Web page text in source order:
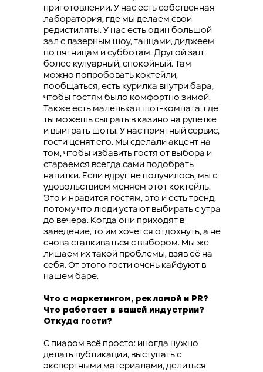
приготовлении. У нас есть собственная
лаборатория, где мы делаем свои
редистиляты. У нас есть один большой
зал с лазерным шоу, танцами, диджеем
по пятницам и субботам. Другой зал
более кулуарный, спокойный. Там
можно попробовать коктейли,
пообщаться, есть курилка внутри бара,
чтобы гостям было комфортно зимой.
Также есть маленькая шот-комната, где
ты можешь сыграть в казино на рулетке
и выиграть шоты. У нас приятный сервис,
гости ценят его. Мы сделали акцент на
том, чтобы избавить гостя от выбора и
стараемся всегда сами подобрать
напитки. Если вдруг не получилось, мы с
удовольствием меняем этот коктейль.
Это и нравится гостям, это и есть тренд,
потому что люди устают выбирать с утра
до вечера. Когда они приходят в
заведение, то им хочется отдохнуть, а не
снова сталкиваться с выбором. Мы же
лишаем их такой проблемы, взяв её на
себя. От этого гости очень кайфуют в
нашем баре.
Что с маркетингом, рекламой и PR?
Что работает в вашей индустрии?
Откуда гости?
С пиаром всё просто: иногда нужно
делать публикации, выступать с
экспертными материалами, делиться
Content Oriented Web
oriented projects.